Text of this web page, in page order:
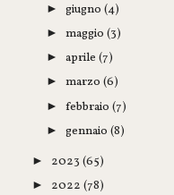
►giugno(4)
►maggio(3)
►aprile(7)
►marzo(6)
►febbraio(7)
►gennaio(8)
► 2023 (65)
► 2022 (78)